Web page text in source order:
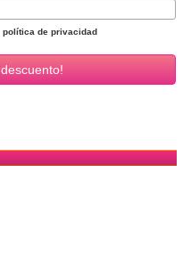
política de privacidad